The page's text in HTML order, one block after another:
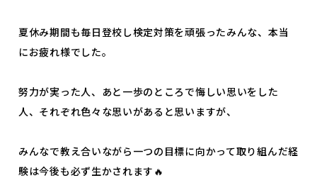
よくあるご質問
お知らせ
アクセス
教員募集
WEBエントリー・
人事採用担当者様へ
お問い合わせ
留学生の方へ
夏休み期間も毎日登校し検定対策を頑張ったみんな、本当
にお疲れ様でした。
努力が実った人、あと一歩のところで悔しい思いをした
人、それぞれ色々な思いがあると思いますが、
みんなで教え合いながら一つの目標に向かって取り組んだ経
験は今後も必ず生かされます🔥